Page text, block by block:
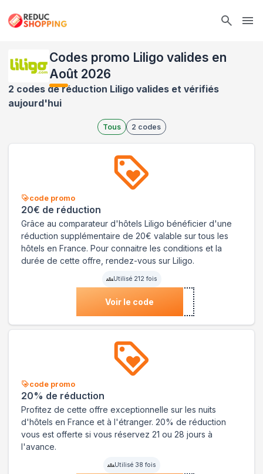
Codes promo Liligo valides en
Août 2026
2 codes de réduction Liligo valides et vérifiés
aujourd'hui
Tous 2 codes
code promo
20€ de réduction
Grâce au comparateur d'hôtels Liligo bénéficier d'une
réduction supplémentaire de 20€ valable sur tous les
hôtels en France. Pour connaitre les conditions et la
durée de cette offre, rendez-vous sur Liligo.
Utilisé 212 fois
Voir le code
code promo
20% de réduction
Profitez de cette offre exceptionnelle sur les nuits
d'hôtels en France et à l'étranger. 20% de réduction
vous est offerte si vous réservez 21 ou 28 jours à
l'avance.
Utilisé 38 fois